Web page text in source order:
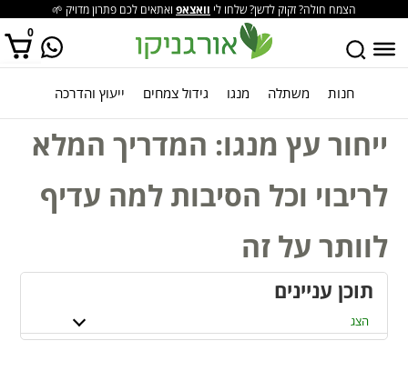
הצמח חולה? זקוק לדשן? שלחו לי וואצאפ ואתאים לכם פתרון מדויק 🌱
0
אין מוצרים בסל הקניות. חנות משתלה מנגו גידול צמחים ייעוץ והדרכה
ייחור עץ מנגו: המדריך המלא
לריבוי וכל הסיבות למה עדיף
לוותר על זה
תוכן עניינים
הצג